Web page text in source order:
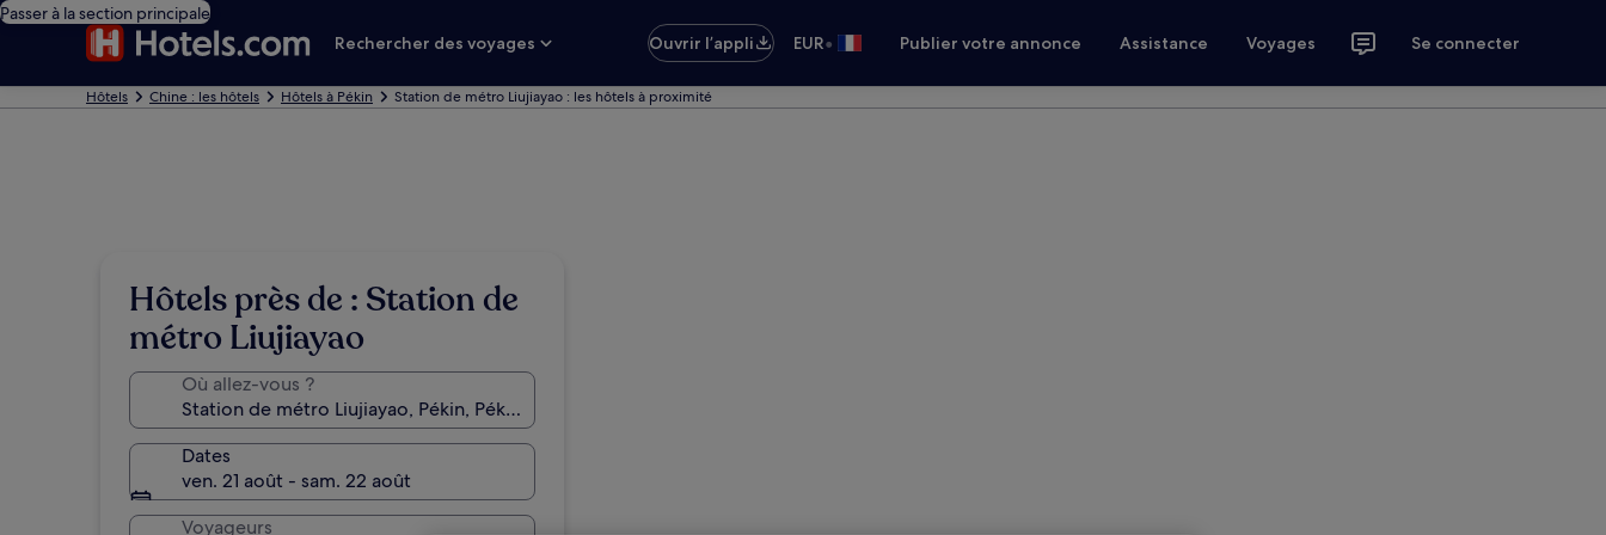
Passer à la section principale
Rechercher des voyages
Ouvrir l’appli EUR• Publier votre annonce Assistance Voyages Se connecter
Hôtels Chine : les hôtels Hôtels à Pékin Station de métro Liujiayao : les hôtels à proximité
Hôtels près de : Station de
métro Liujiayao
Où allez-vous ?
Dates
ven. 21 août - sam. 22 août
Voyageurs